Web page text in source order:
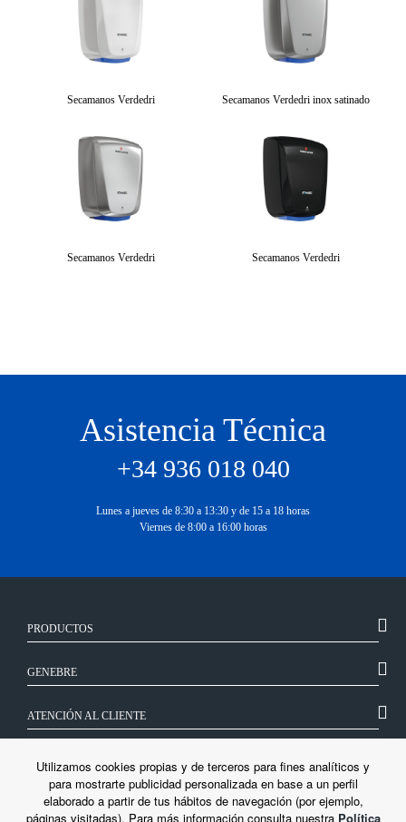
Secamanos Verdedri Secamanos Verdedri inox satinado
Secamanos Verdedri Secamanos Verdedri
Asistencia Técnica
+34 936 018 040
Lunes a jueves de 8:30 a 13:30 y de 15 a 18 horas
Viernes de 8:00 a 16:00 horas
PRODUCTOS
GENEBRE
ATENCIÓN AL CLIENTE
SÍGUENOS
LEGAL
Utilizamos cookies propias y de terceros para fines analíticos y
para mostrarte publicidad personalizada en base a un perfil
elaborado a partir de tus hábitos de navegación (por ejemplo,
páginas visitadas). Para más información consulta nuestra Política